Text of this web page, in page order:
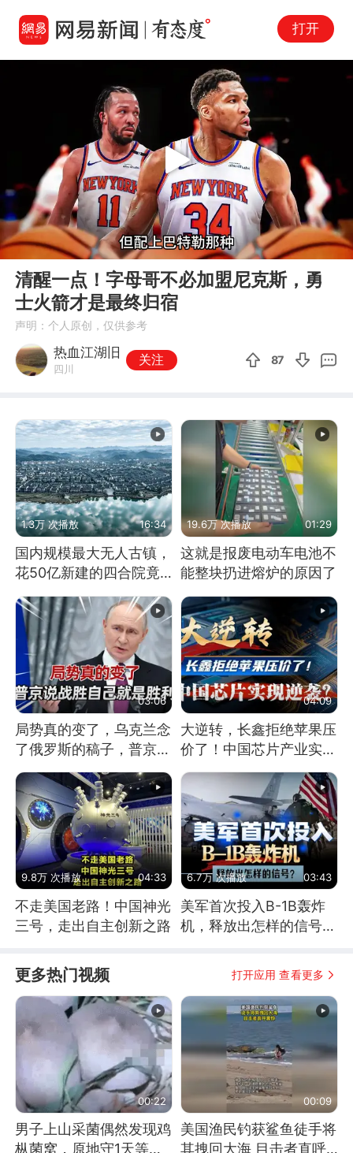
打开
00:00 04:02
Play
清醒一点！字母哥不必加盟尼克斯，勇
士火箭才是最终归宿
声明：个人原创，仅供参考
热血江湖旧
四川
关注 87
1.3万 次播放 16:34
国内规模最大无人古镇，
花50亿新建的四合院竟
19.6万 次播放 01:29
这就是报废电动车电池不
能整块扔进熔炉的原因了
03:06
局势真的变了，乌克兰念
了俄罗斯的稿子，普京说
战胜自己就是胜利
04:09
大逆转，长鑫拒绝苹果压
价了！中国芯片产业实现
怎样的逆袭？
9.8万 次播放 04:33
不走美国老路！中国神光
三号，走出自主创新之路
6.7万 次播放 03:43
美军首次投入B-1B轰炸
机，释放出怎样的信号？
更多热门视频 打开应用 查看更多
00:22
男子上山采菌偶然发现鸡
枞菌窝，原地守1天等它
00:09
美国渔民钓获鲨鱼徒手将
其拽回大海 目击者直呼